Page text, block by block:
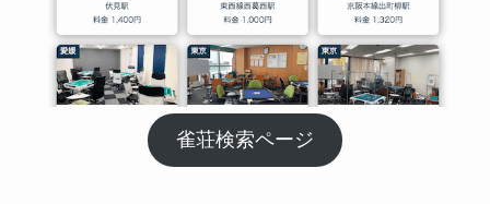
雀荘検索ページ